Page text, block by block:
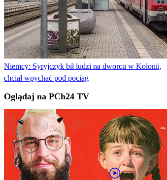
Niemcy: Syryjczyk bił ludzi na dworcu w Kolonii,
chciał wpychać pod pociąg
Oglądaj na PCh24 TV